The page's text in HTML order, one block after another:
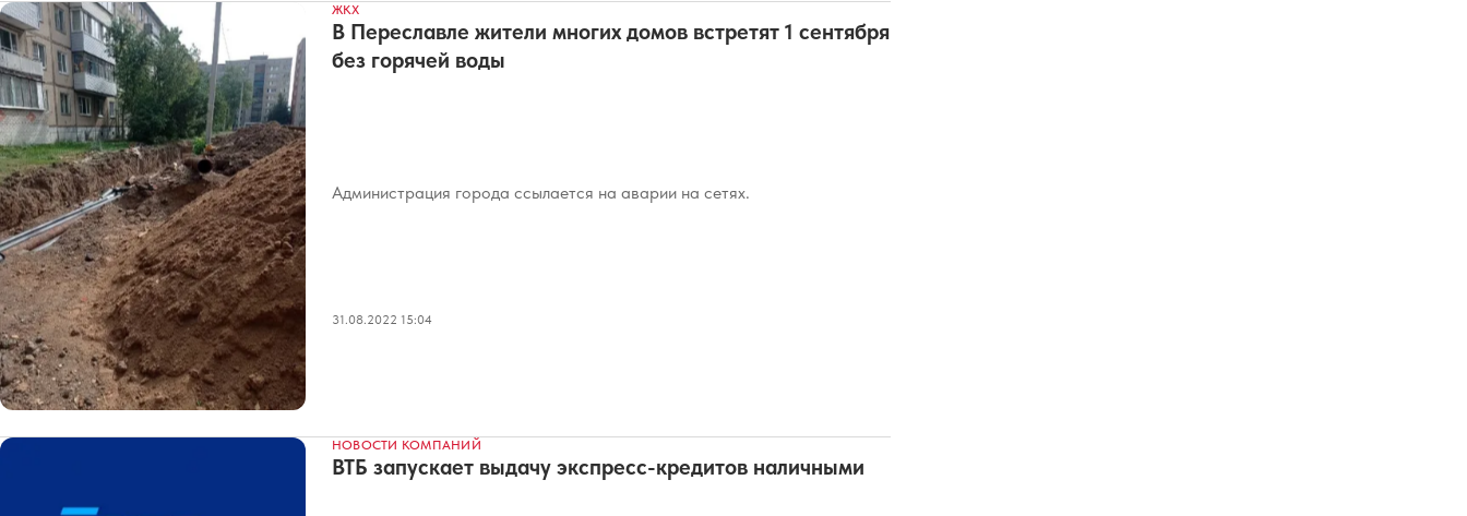
ЖКХ
В Переславле жители многих домов встретят 1 сентября
без горячей воды
Администрация города ссылается на аварии на сетях.
31.08.2022 15:04
НОВОСТИ КОМПАНИЙ
ВТБ запускает выдачу экспресс-кредитов наличными